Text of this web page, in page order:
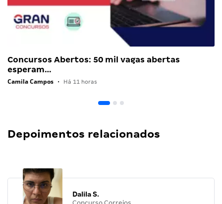
Concursos Abertos: 50 mil vagas abertas
esperam…
Camila Campos • Há 11 horas
Depoimentos relacionados
Dalila S.